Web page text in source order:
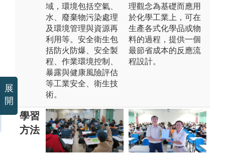
域，環境包括空氣、
水、廢棄物污染處理
及環境管理與資源再
利用等。安全衛生包
括防火防爆、安全製
程、作業環境控制、
暴露與健康風險評估
等工業安全、衛生技
術。
理觀念為基礎而應用
於化學工業上，可在
生產各式化學品或物
料的過程，提供一個
最節省成本的反應流
程設計。
學習
方法
展
開